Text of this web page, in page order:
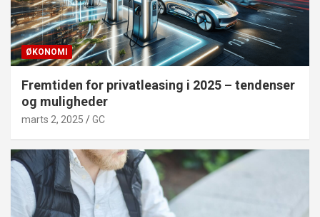
ØKONOMI
Fremtiden for privatleasing i 2025 – tendenser
og muligheder
marts 2, 2025 GC